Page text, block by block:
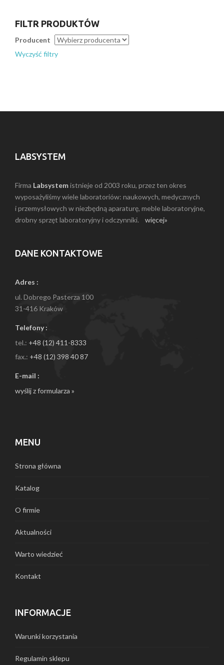
FILTR PRODUKTÓW
Producent
Wyczyść filtry
LABSYSTEM
Firma Labsystemistnieje od 2003 roku, przez ten okres
wyposażyliśmy wiele laboratoriów: naukowych, medycznych
i przemysłowych w niezbędną aparaturę, meble laboratoryjne,
drobny sprzęt laboratoryjny i odczynniki. więcej»
DANE KONTAKTOWE
Adres :
ul. Dobrego Pasterza 100
31-416 Kraków
Telefony :
tel.: +48 (12) 411-8333
fax.: +48 (12) 398 40 87
E-mail :
wyślij z formularza »
MENU
Strona główna
Katalog
O firmie
Aktualności
Warto wiedzieć
Kontakt
INFORMACJE
Warunki korzystania
Regulamin sklepu